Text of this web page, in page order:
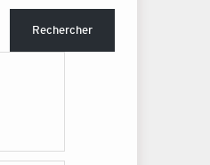
Rechercher